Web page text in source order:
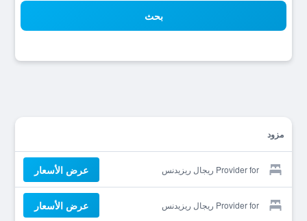
بحث
مزود
Provider for ريجال ريزيدنس عرض الأسعار
Provider for ريجال ريزيدنس عرض الأسعار